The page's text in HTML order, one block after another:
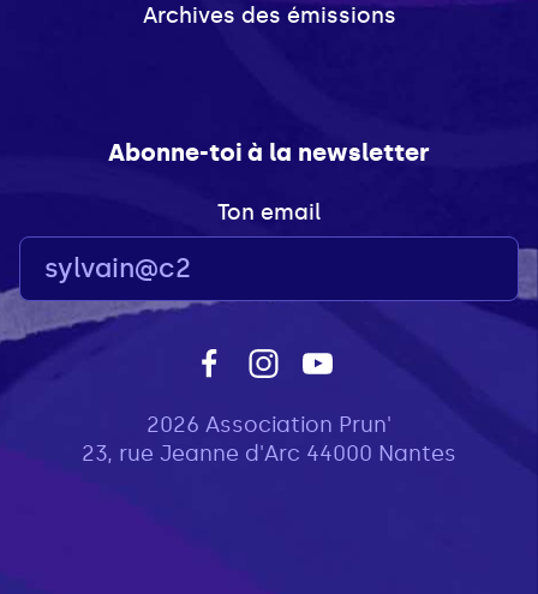
Archives des émissions
Abonne-toi à la newsletter
Ton email
2026 Association Prun'
23, rue Jeanne d'Arc 44000 Nantes